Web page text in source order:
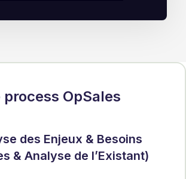
process OpSales
des Enjeux & Besoins
& Analyse de l’Existant)